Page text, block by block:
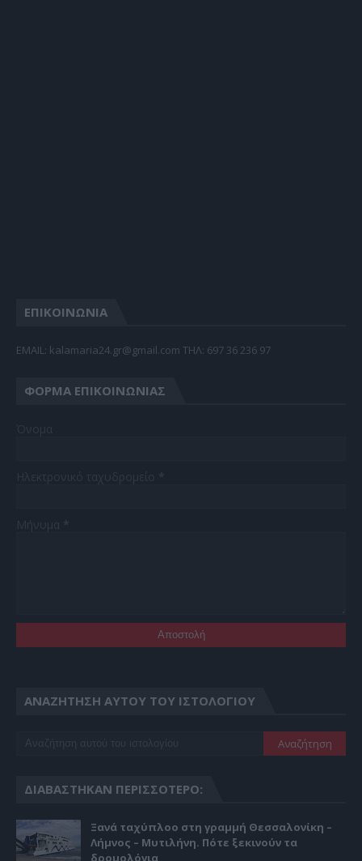
ΕΠΙΚΟΙΝΩΝΙΑ
EMAIL: kalamaria24.gr@gmail.com TΗΛ: 697 36 236 97
ΦΌΡΜΑ ΕΠΙΚΟΙΝΩΝΊΑΣ
ΑΝΑΖΉΤΗΣΗ ΑΥΤΟΎ ΤΟΥ ΙΣΤΟΛΟΓΊΟΥ
ΔΙΑΒΆΣΤΗΚΑΝ ΠΕΡΙΣΣΌΤΕΡΟ:
Ξανά ταχύπλοο στη γραμμή Θεσσαλονίκη –
Λήμνος – Μυτιλήνη. Πότε ξεκινούν τα
δρομολόγια